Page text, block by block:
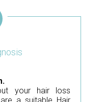
your hair loss